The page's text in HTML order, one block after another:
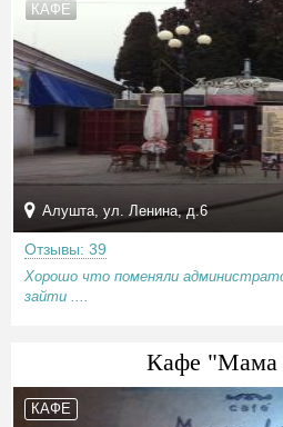
КАФЕ
Алушта, ул. Ленина, д.6
Отзывы: 39
Хорошо что поменяли
зайти ....
Кафе "Мама
КАФЕ